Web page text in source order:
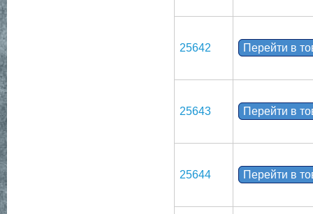
25642 Перейти в
25643 Перейти в
25644 Перейти в